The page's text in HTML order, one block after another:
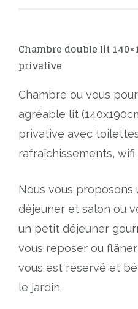
Chambre double lit
privative
Chambre ou vous
agréable lit
privative avec
rafraîchissements, wifi
Nous vous
déjeuner et salon ou
un petit déjeuner
vous reposer ou
vous est réservé et
le jardin.